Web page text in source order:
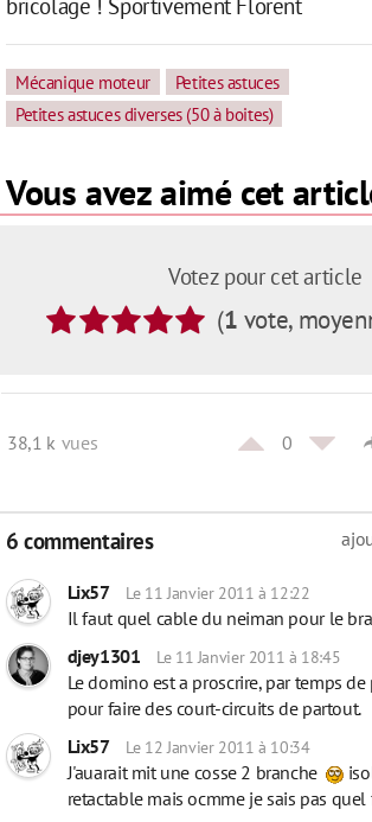
Mécanique moteur
Petites astuces
Petites astuces diverses (50 à boites)
Vous avez aimé cet
Votez pour cet article
(1 vote,
38,1 k vues 0
6 commentaires
Lix57 Le 11 Janvier 2011 à 12:22
Il faut quel cable du neiman pour le
djey1301
Le 11 Janvier 2011 à 18:45
Le domino est a proscrire, par temps
pour faire des court-circuits de partout.
Lix57
Le 12 Janvier 2011 à 10:34
J'auarait mit une cosse 2 branche
retactable mais ocmme je sais pas